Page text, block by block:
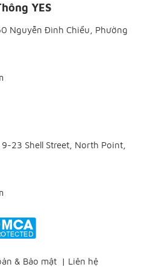
YES
Nguyễn Đình Chiểu, Phường
23 Shell Street, North Point,
& Bảo mật | Liên hệ